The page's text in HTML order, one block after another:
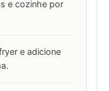
e cozinhe por
e adicione